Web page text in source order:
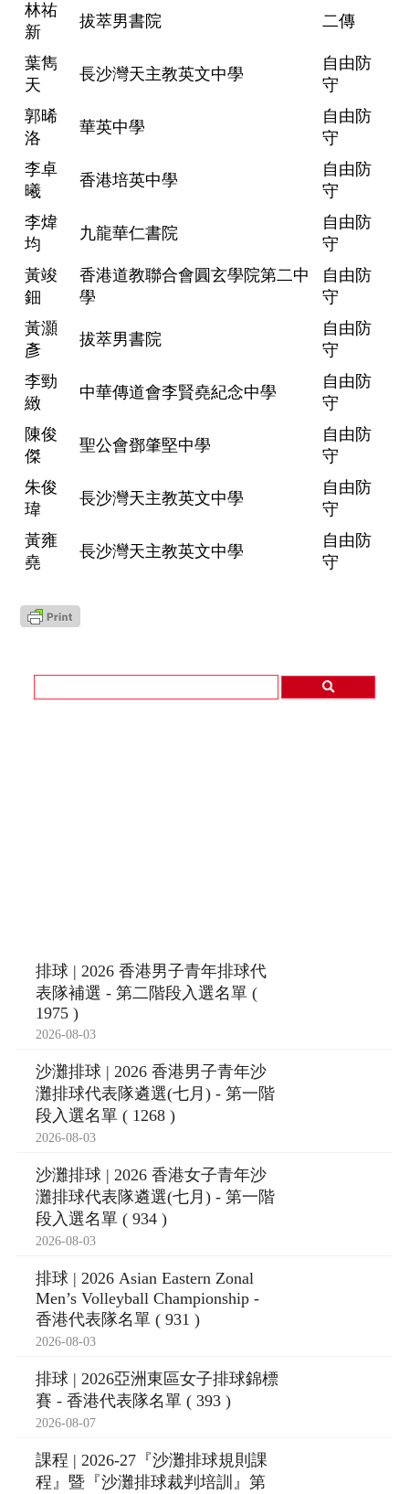
林祐
新
拔萃男書院 二傳
葉雋
天
長沙灣天主教英文中學
自由防
守
郭晞
洛
華英中學
自由防
守
李卓
曦
香港培英中學
自由防
守
李煒
均
九龍華仁書院
自由防
守
黃竣
鈿
香港道教聯合會圓玄學院第二中
學
自由防
守
黃灝
彥
拔萃男書院
自由防
守
李勁
緻
中華傳道會李賢堯紀念中學
自由防
守
陳俊
傑
聖公會鄧肇堅中學
自由防
守
朱俊
瑋
長沙灣天主教英文中學
自由防
守
黃雍
堯
長沙灣天主教英文中學
自由防
守
排球 | 2026 香港男子青年排球代
表隊補選 - 第二階段入選名單 (
1975 )
2026-08-03
沙灘排球 | 2026 香港男子青年沙
灘排球代表隊遴選(七月) - 第一階
段入選名單 ( 1268 )
2026-08-03
沙灘排球 | 2026 香港女子青年沙
灘排球代表隊遴選(七月) - 第一階
段入選名單 ( 934 )
2026-08-03
排球 | 2026 Asian Eastern Zonal
Men’s Volleyball Championship -
香港代表隊名單 ( 931 )
2026-08-03
排球 | 2026亞洲東區女子排球錦標
賽 - 香港代表隊名單 ( 393 )
2026-08-07
課程 | 2026-27『沙灘排球規則課
程』暨『沙灘排球裁判培訓』第